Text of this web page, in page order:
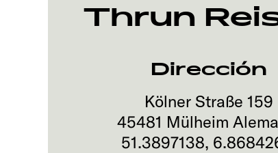
Thrun
Dirección
Kölner Straße 159
45481 Mülheim
51.3897138,